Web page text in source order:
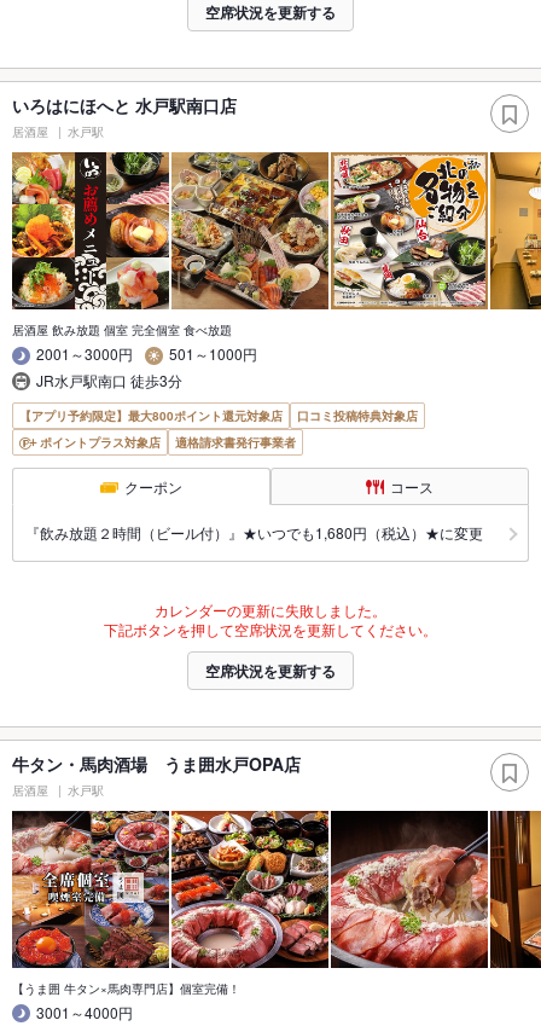
空席状況を更新する
いろはにほへと 水戸駅南口店
居酒屋 水戸駅
居酒屋 飲み放題 個室 完全個室 食べ放題
2001～3000円
501～1000円
JR水戸駅南口 徒歩3分
【アプリ予約限定】最大800ポイント還元対象店
口コミ投稿特典対象店
ポイントプラス対象店
適格請求書発行事業者
クーポン コース
『飲み放題２時間（ビール付）』★いつでも1,680円（税込）★に変更
カレンダーの更新に失敗しました。
下記ボタンを押して空席状況を更新してください。
空席状況を更新する
牛タン・馬肉酒場 うま囲水戸OPA店
居酒屋 水戸駅
【うま囲 牛タン×馬肉専門店】個室完備！
3001～4000円